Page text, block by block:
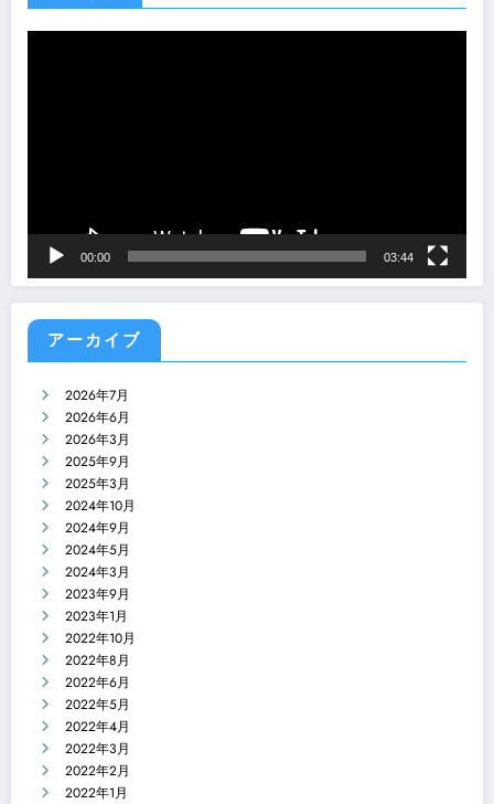
00:00 03:44
アーカイブ
2026年7月
2026年6月
2026年3月
2025年9月
2025年3月
2024年10月
2024年9月
2024年5月
2024年3月
2023年9月
2023年1月
2022年10月
2022年8月
2022年6月
2022年5月
2022年4月
2022年3月
2022年2月
2022年1月